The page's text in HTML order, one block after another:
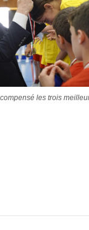
les trois